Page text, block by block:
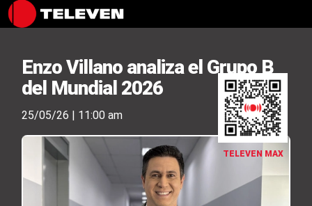
TELEVEN MAX
Enzo Villano analiza el Grupo B
del Mundial 2026
25/05/26 | 11:00 am